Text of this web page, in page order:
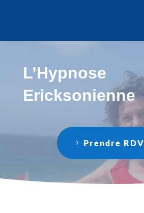
L’Hypnose
Ericksonienne
Prendre RDV